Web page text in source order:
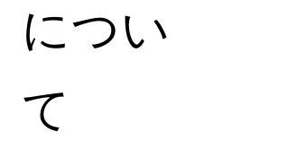
につい
て